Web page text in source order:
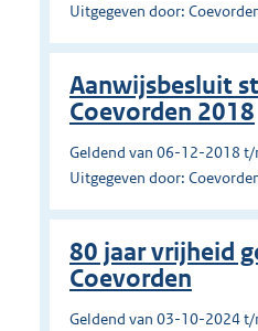
Uitgegeven door:
Aanwijsbesluit
Coevorden 2018
Geldend van 06-12-2018 t/
Uitgegeven door:
80 jaar vrijheid
Coevorden
Geldend van 03-10-2024 t/